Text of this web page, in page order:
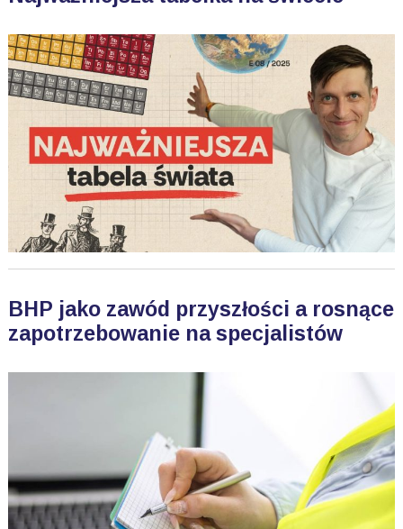
BHP jako zawód przyszłości a rosnące
zapotrzebowanie na specjalistów